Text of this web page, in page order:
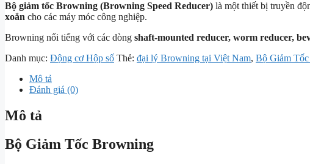
Bộ giảm tốc Browning (Browning Speed Reducer) là một thiết bị truyền
xoắn cho các máy móc công nghiệp.
Browning nổi tiếng với các dòng shaft-mounted reducer, worm reducer,
Danh mục: Động cơ Hộp số Thẻ: đại lý Browning tại Việt Nam, Bộ Giảm
Mô tả
Đánh giá (0)
Mô tả
Bộ Giảm Tốc Browning